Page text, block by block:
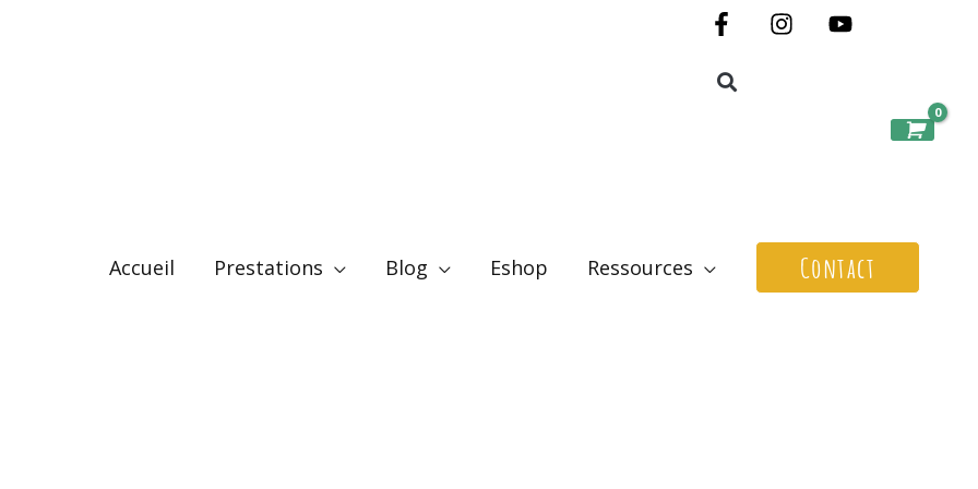
Accueil Prestations Blog Eshop Ressources Contact